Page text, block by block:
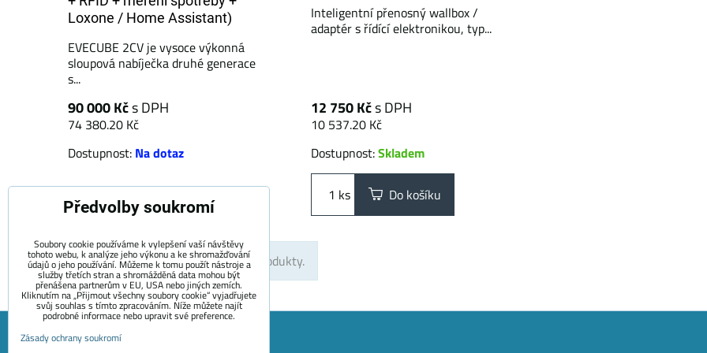
Loxone / Home Assistant)
EVECUBE 2CV je vysoce výkonná
sloupová nabíječka druhé generace
s...
90 000 Kčs DPH
74 380.20 Kč
Dostupnost: Na dotaz
Inteligentní přenosný wallbox /
adaptér s řídící elektronikou, typ...
12 750 Kčs DPH
10 537.20 Kč
Dostupnost:Skladem
ks Do košíku
Nahoru Nejsou žádné další produkty.
Předvolby soukromí
Soubory cookie používáme k vylepšení vaší návštěvy
tohoto webu, k analýze jeho výkonu a ke shromažďování
údajů o jeho používání. Můžeme k tomu použít nástroje a
služby třetích stran a shromážděná data mohou být
přenášena partnerům v EU, USA nebo jiných zemích.
Kliknutím na „Přijmout všechny soubory cookie“ vyjadřujete
svůj souhlas s tímto zpracováním. Níže můžete najít
podrobné informace nebo upravit své preference.
Zásady ochrany soukromí